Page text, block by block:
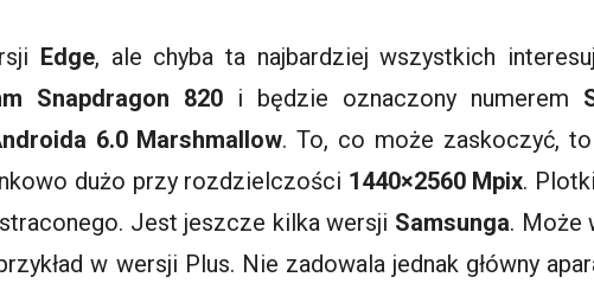
Edge, ale chyba ta najbardziej wszystkich
Snapdragon 820 i będzie oznaczony numerem
6.0 Marshmallow. To, co może zaskoczyć,
dużo przy rozdzielczości 1440×2560 Mpix.
Jest jeszcze kilka wersji Samsunga. Może
w wersji Plus. Nie zadowala jednak główny